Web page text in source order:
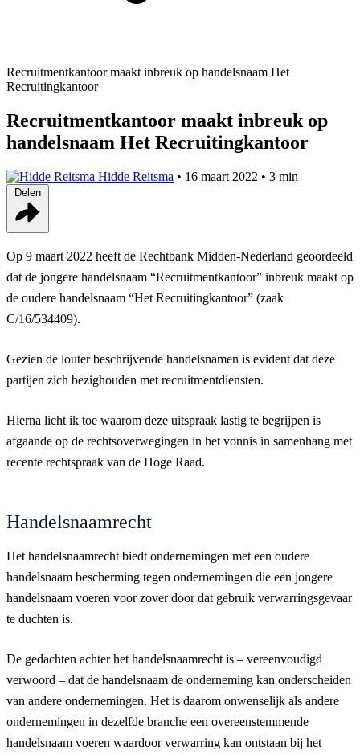
Recruitmentkantoor maakt inbreuk op handelsnaam Het
Recruitingkantoor
Recruitmentkantoor maakt inbreuk op
handelsnaam Het Recruitingkantoor
Hidde Reitsma • 16 maart 2022 • 3 min
Op 9 maart 2022 heeft de Rechtbank Midden-Nederland geoordeeld
dat de jongere handelsnaam “Recruitmentkantoor” inbreuk maakt op
de oudere handelsnaam “Het Recruitingkantoor” (zaak
C/16/534409).
Gezien de louter beschrijvende handelsnamen is evident dat deze
partijen zich bezighouden met recruitmentdiensten.
Hierna licht ik toe waarom deze uitspraak lastig te begrijpen is
afgaande op de rechtsoverwegingen in het vonnis in samenhang met
recente rechtspraak van de Hoge Raad.
Handelsnaamrecht
Het handelsnaamrecht biedt ondernemingen met een oudere
handelsnaam bescherming tegen ondernemingen die een jongere
handelsnaam voeren voor zover door dat gebruik verwarringsgevaar
te duchten is.
De gedachten achter het handelsnaamrecht is – vereenvoudigd
verwoord – dat de handelsnaam de onderneming kan onderscheiden
van andere ondernemingen. Het is daarom onwenselijk als andere
ondernemingen in dezelfde branche een overeenstemmende
handelsnaam voeren waardoor verwarring kan ontstaan bij het